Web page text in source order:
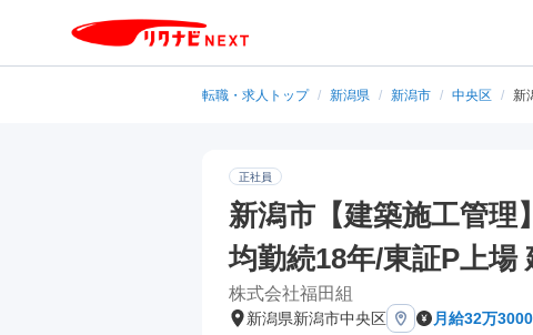
転職・求人トップ / 新潟県 / 新潟市 / 中央区 / 新
正社員
新潟市【建築施工管理
均勤続18年/東証P上場
株式会社福田組
新潟県新潟市中央区 月給32万